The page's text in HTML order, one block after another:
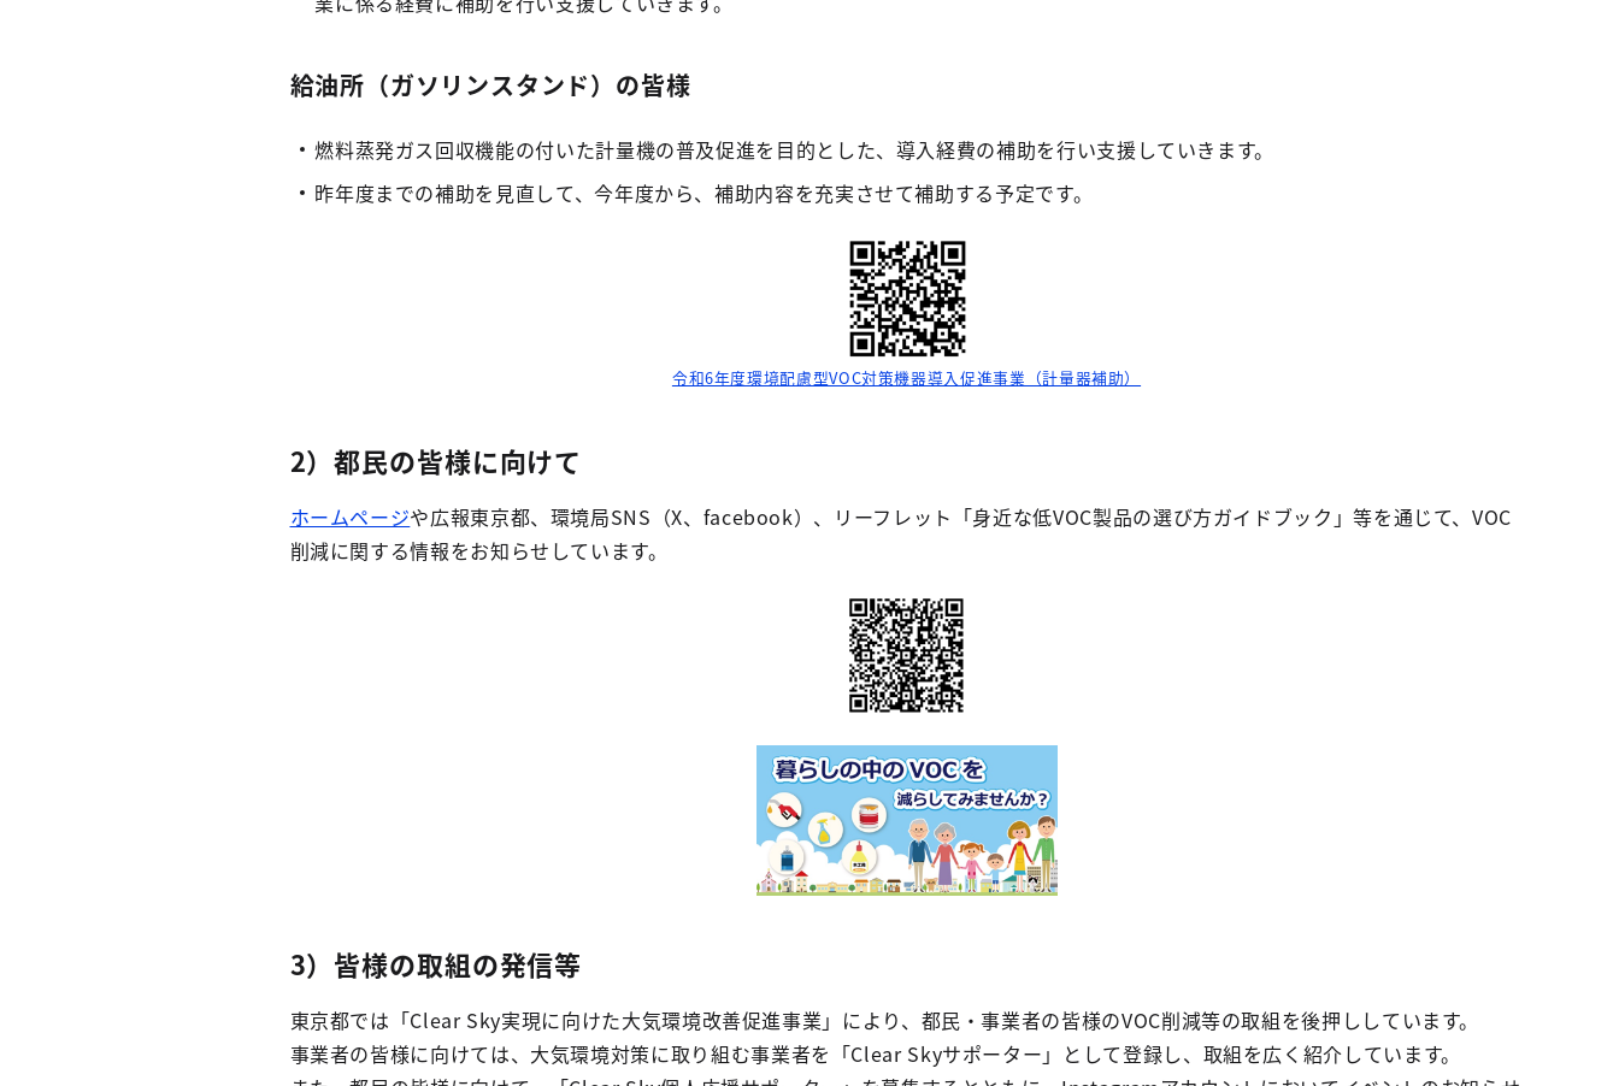
給油所（ガソリンスタンド）の皆様
燃料蒸発ガス回収機能の付いた計量機の普及促進を目的とした、導入経費の補助を行い支援していきます。
昨年度までの補助を見直して、今年度から、補助内容を充実させて補助する予定です。
令和6年度環境配慮型VOC対策機器導入促進事業（計量器補助）
2）都民の皆様に向けて
ホームページや広報東京都、環境局SNS（X、facebook）、リーフレット「身近な低VOC製品の選び方ガイドブック」等を通じて、VOC
削減に関する情報をお知らせしています。
3）皆様の取組の発信等
東京都では「Clear Sky実現に向けた大気環境改善促進事業」により、都民・事業者の皆様のVOC削減等の取組を後押ししています。
事業者の皆様に向けては、大気環境対策に取り組む事業者を「Clear Skyサポーター」として登録し、取組を広く紹介しています。